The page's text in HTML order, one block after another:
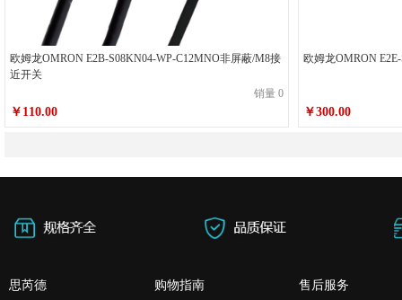
欧姆龙OMRON E2B-S08KN04-WP-C12MNO非屏蔽/M8接
近开关
销量 0
￥110.00
欧姆龙OMRON
￥300.00
思芮德 购物指南 售后服务